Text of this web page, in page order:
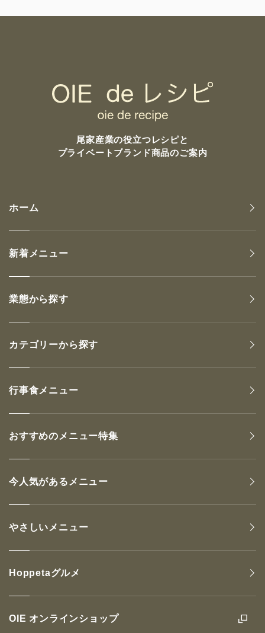
尾家産業の役立つレシピと
プライベートブランド商品のご案内
OIE オンラインショップ
ホーム
新着メニュー
業態から探す
カテゴリーから探す
行事食メニュー
おすすめのメニュー特集
今人気があるメニュー
やさしいメニュー
Hoppetaグルメ